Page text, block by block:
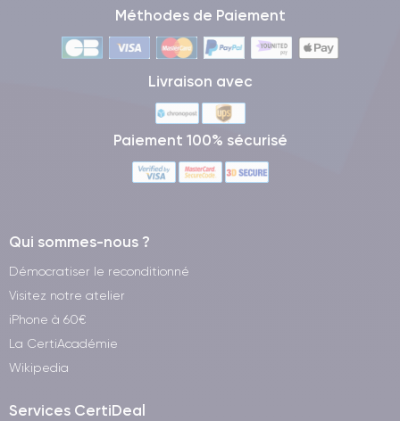
Méthodes de Paiement
Livraison avec
Paiement 100% sécurisé
Qui sommes-nous ?
Démocratiser le reconditionné
Visitez notre atelier
iPhone à 60€
La CertiAcadémie
Wikipedia
Services CertiDeal